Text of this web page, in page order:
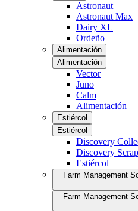
Astronaut
Astronaut Max
Dairy XL
Ordeño
Alimentación
Alimentación
Vector
Juno
Calm
Alimentación
Estiércol
Estiércol
Discovery
Discovery
Estiércol
Farm Management
Farm Management